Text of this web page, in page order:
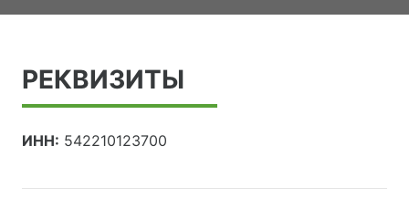
РЕКВИЗИТЫ
ИНН: 542210123700